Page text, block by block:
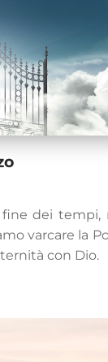
dei tempi,
varcare la
con Dio.